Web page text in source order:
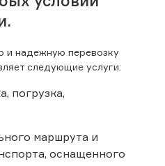
и надежную перевозку
следующие услуги:
погрузка,
маршрута и
оснащенного